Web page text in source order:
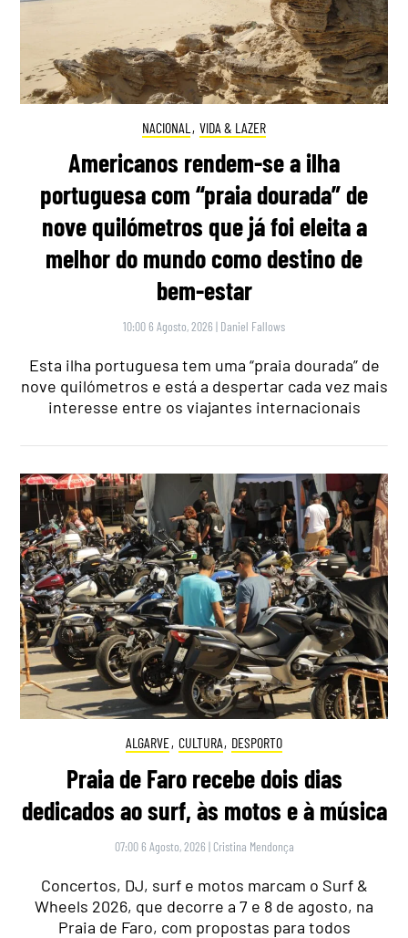
NACIONAL , VIDA & LAZER
Americanos rendem-se a ilha
portuguesa com “praia dourada” de
nove quilómetros que já foi eleita a
melhor do mundo como destino de
bem-estar
10:00 6 Agosto, 2026 | Daniel Fallows
Esta ilha portuguesa tem uma “praia dourada” de
nove quilómetros e está a despertar cada vez mais
interesse entre os viajantes internacionais
ALGARVE, CULTURA, DESPORTO
Praia de Faro recebe dois dias
dedicados ao surf, às motos e à música
07:00 6 Agosto, 2026 | Cristina Mendonça
Concertos, DJ, surf e motos marcam o Surf &
Wheels 2026, que decorre a 7 e 8 de agosto, na
Praia de Faro, com propostas para todos